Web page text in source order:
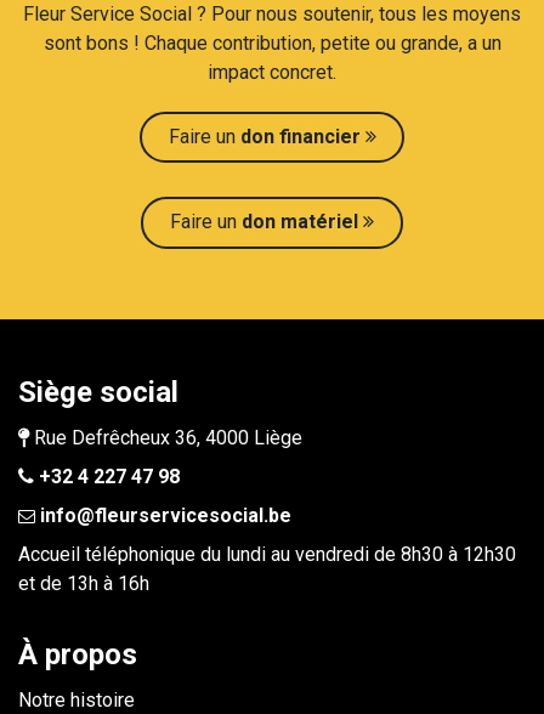
Fleur Service Social ? Pour nous soutenir, tous les moyens
sont bons ! Chaque contribution, petite ou grande, a un
impact concret.​
Faire un don financier
Faire un don maté​​riel
Siège social
Rue Defrêcheux 36, 4000 Liège
+32 4 227 47 98
info@fleurservicesocial.be​
Accueil téléphonique du lundi au vendredi de 8h30 à 12h30
et de 13h à 16h
À propos
Notre histoire